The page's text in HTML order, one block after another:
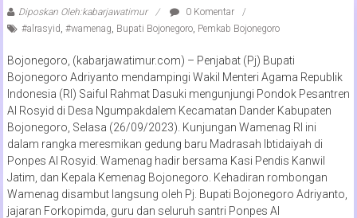
Diposkan Oleh:kabarjawatimur
0 Komentar
#alrasyid, #wamenag, Bupati Bojonegoro, Pemkab Bojonegoro
Bojonegoro, (kabarjawatimur.com) – Penjabat (Pj) Bupati
Bojonegoro Adriyanto mendampingi Wakil Menteri Agama Republik
Indonesia (RI) Saiful Rahmat Dasuki mengunjungi Pondok Pesantren
Al Rosyid di Desa Ngumpakdalem Kecamatan Dander Kabupaten
Bojonegoro, Selasa (26/09/2023). Kunjungan Wamenag RI ini
dalam rangka meresmikan gedung baru Madrasah Ibtidaiyah di
Ponpes Al Rosyid. Wamenag hadir bersama Kasi Pendis Kanwil
Jatim, dan Kepala Kemenag Bojonegoro. Kehadiran rombongan
Wamenag disambut langsung oleh Pj. Bupati Bojonegoro Adriyanto,
jajaran Forkopimda, guru dan seluruh santri Ponpes Al